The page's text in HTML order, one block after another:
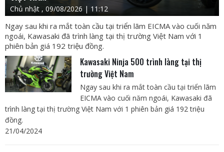
Chủ nhật , 09/08/2026 | 11:12
Ngay sau khi ra mắt toàn cầu tại triển lãm EICMA vào cuối năm
ngoái, Kawasaki đã trình làng tại thị trường Việt Nam với 1
phiên bản giá 192 triệu đồng.
Kawasaki Ninja 500 trình làng tại thị
trường Việt Nam
Ngay sau khi ra mắt toàn cầu tại triển lãm
EICMA vào cuối năm ngoái, Kawasaki đã
trình làng tại thị trường Việt Nam với 1 phiên bản giá 192 triệu
đồng.
21/04/2024